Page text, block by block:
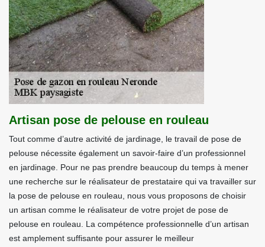
Artisan pose de pelouse en rouleau
Tout comme d’autre activité de jardinage, le travail de pose de
pelouse nécessite également un savoir-faire d’un professionnel
en jardinage. Pour ne pas prendre beaucoup du temps à mener
une recherche sur le réalisateur de prestataire qui va travailler sur
la pose de pelouse en rouleau, nous vous proposons de choisir
un artisan comme le réalisateur de votre projet de pose de
pelouse en rouleau. La compétence professionnelle d’un artisan
est amplement suffisante pour assurer le meilleur